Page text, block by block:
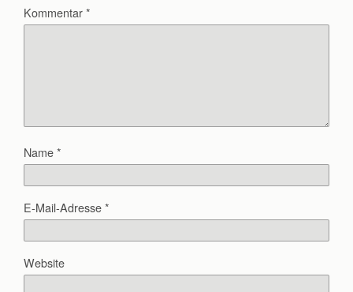
Kommentar*
Name*
E-Mail-Adresse*
Website